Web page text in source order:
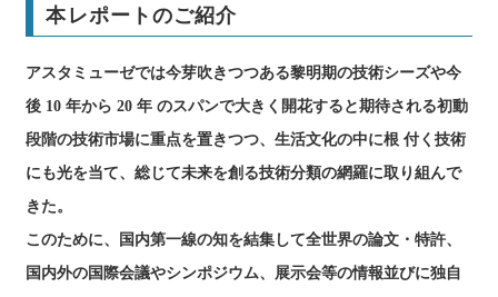
本レポートのご紹介
アスタミューゼでは今芽吹きつつある黎明期の技術シーズや今
後 10 年から 20 年 のスパンで大きく開花すると期待される初動
段階の技術市場に重点を置きつつ、生活文化の中に根 付く技術
にも光を当て、総じて未来を創る技術分類の網羅に取り組んで
きた。
このために、国内第一線の知を結集して全世界の論文・特許、
国内外の国際会議やシンポジウム、展示会等の情報並びに独自